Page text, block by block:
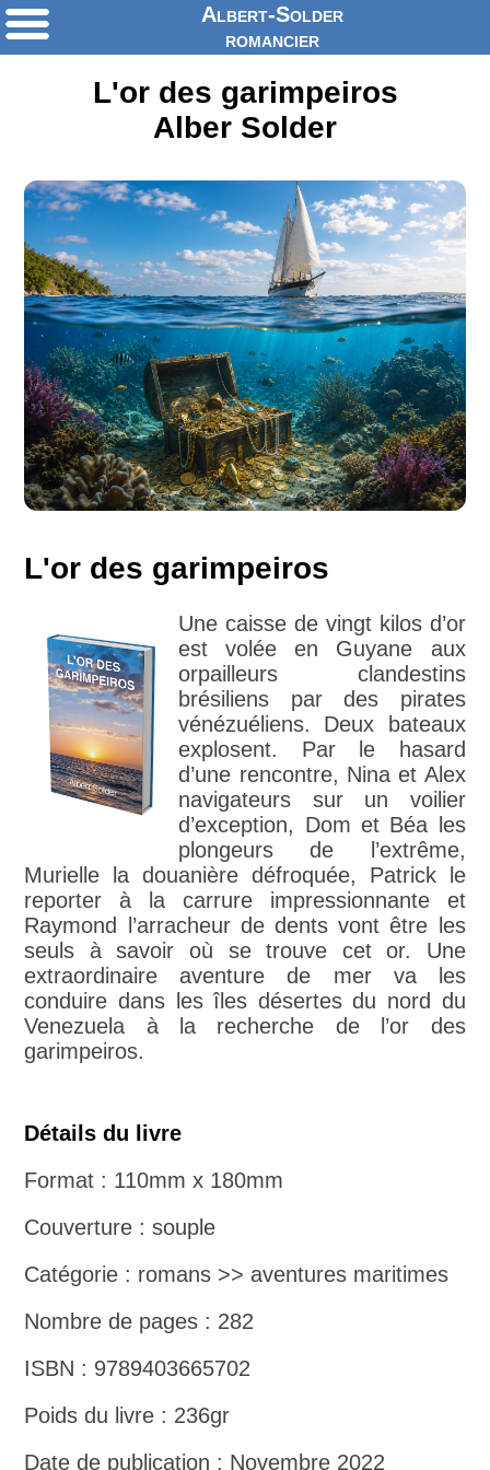
Albert-Solder
romancier
L'or des garimpeiros
Alber Solder
L'or des garimpeiros
Une caisse de vingt kilos d’or
est volée en Guyane aux
orpailleurs clandestins
brésiliens par des pirates
vénézuéliens. Deux bateaux
explosent. Par le hasard
d’une rencontre, Nina et Alex
navigateurs sur un voilier
d’exception, Dom et Béa les
plongeurs de l’extrême,
Murielle la douanière défroquée, Patrick le
reporter à la carrure impressionnante et
Raymond l’arracheur de dents vont être les
seuls à savoir où se trouve cet or. Une
extraordinaire aventure de mer va les
conduire dans les îles désertes du nord du
Venezuela à la recherche de l’or des
garimpeiros.
Détails du livre
Format : 110mm x 180mm
Couverture : souple
Catégorie : romans >> aventures maritimes
Nombre de pages : 282
ISBN : 9789403665702
Poids du livre : 236gr
Date de publication : Novembre 2022